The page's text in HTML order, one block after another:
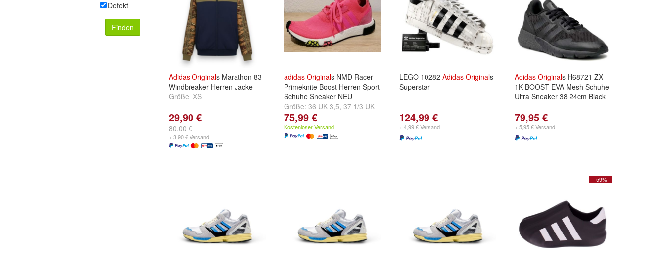
Defekt
Finden
Adidas Originals Marathon 83
Windbreaker Herren Jacke
Größe: XS
29,90 €
80,00 €
+ 3,90 € Versand
adidas Originals NMD Racer
Primeknite Boost Herren Sport
Schuhe Sneaker NEU
Größe: 36 UK 3,5, 37 1/3 UK
4,5, 38 UK 5
75,99 €
Kostenloser Versand
LEGO 10282 Adidas Originals
Superstar
124,99 €
+ 4,99 € Versand
Adidas Originals H68721 ZX
1K BOOST EVA Mesh Schuhe
Ultra Sneaker 38 24cm Black
79,95 €
+ 5,95 € Versand
- 59%